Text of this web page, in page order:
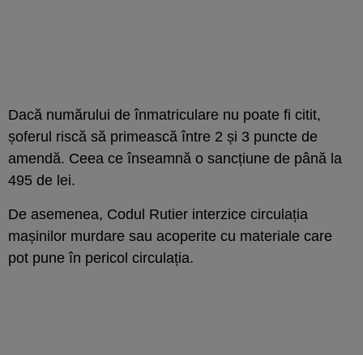
Dacă numărului de înmatriculare nu poate fi citit,
șoferul riscă să primească între 2 și 3 puncte de
amendă. Ceea ce înseamnă o sancțiune de până la
495 de lei.
De asemenea, Codul Rutier interzice circulația
mașinilor murdare sau acoperite cu materiale care
pot pune în pericol circulația.